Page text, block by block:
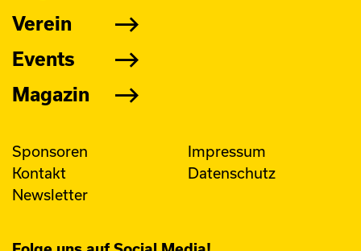
Verein
Events
Magazin
Sponsoren
Kontakt
Newsletter
Impressum
Datenschutz